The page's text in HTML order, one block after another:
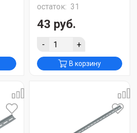
остаток: 31
43 руб.
- +
В корзину